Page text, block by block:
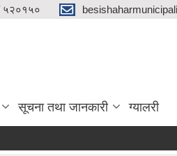
५२०१५०
सूचना तथा जानकारी ग्यालरी